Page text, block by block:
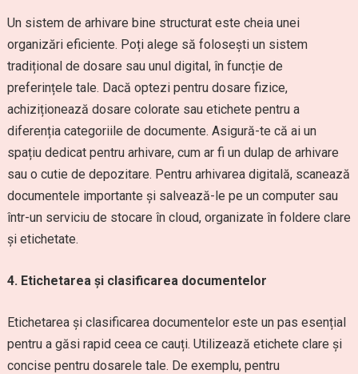
Un sistem de arhivare bine structurat este cheia unei
organizări eficiente. Poți alege să folosești un sistem
tradițional de dosare sau unul digital, în funcție de
preferințele tale. Dacă optezi pentru dosare fizice,
achiziționează dosare colorate sau etichete pentru a
diferenția categoriile de documente. Asigură-te că ai un
spațiu dedicat pentru arhivare, cum ar fi un dulap de arhivare
sau o cutie de depozitare. Pentru arhivarea digitală, scanează
documentele importante și salvează-le pe un computer sau
într-un serviciu de stocare în cloud, organizate în foldere clare
și etichetate.
4. Etichetarea și clasificarea documentelor
Etichetarea și clasificarea documentelor este un pas esențial
pentru a găsi rapid ceea ce cauți. Utilizează etichete clare și
concise pentru dosarele tale. De exemplu, pentru